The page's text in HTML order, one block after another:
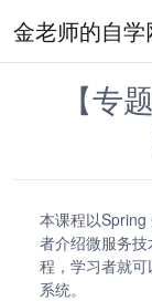
金老师的自学
【专
本课程以
者介绍微服务
程，学习者就
系统。